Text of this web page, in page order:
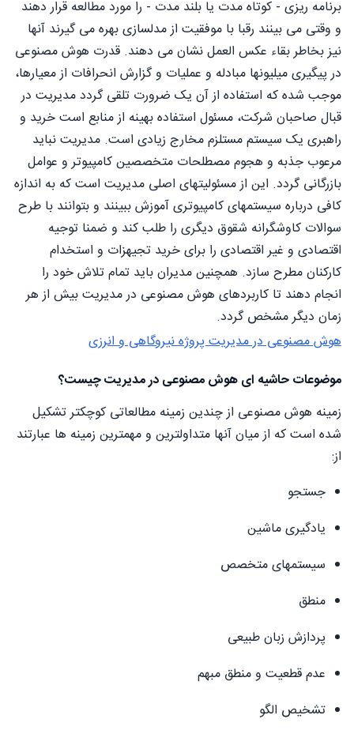
برنامه ریزی - کوتاه مدت یا بلند مدت - را مورد مطالعه قرار دهند
و وقتی می بینند رقبا با موفقیت از مدلسازی بهره می گیرند آنها
نیز بخاطر بقاء عکس العمل نشان می دهند. قدرت هوش مصنوعی
در پیگیری میلیونها مبادله و عملیات و گزارش انحرافات از معیارها،
موجب شده که استفاده از آن یک ضرورت تلقی گردد مدیریت در
قبال صاحبان شرکت، مسئول استفاده بهینه از منابع است خرید و
راهبری یک سیستم مستلزم مخارج زیادی است. مدیریت نباید
مرعوب جذبه و هجوم مصطلحات متخصصین کامپیوتر و عوامل
بازرگانی گردد. این از مسئولیتهای اصلی مدیریت است که به اندازه
کافی درباره سیستمهای کامپیوتری آموزش ببینند و بتوانند با طرح
سوالات کاوشگرانه شقوق دیگری را طلب کند و ضمنا توجیه
اقتصادی و غیر اقتصادی را برای خرید تجیهزات و استخدام
کارکنان مطرح سازد. همچنین مدیران باید تمام تلاش خود را
انجام دهند تا کاربردهای هوش مصنوعی در مدیریت بیش از هر
زمان دیگر مشخص گردد.
هوش مصنوعی در مدیریت پروژه نیروگاهی و انرزی
موضوعات حاشیه ای هوش مصنوعی در مدیریت چیست؟
زمینه هوش مصنوعی از چندین زمینه مطالعاتی کوچکتر تشکیل
شده است که از میان آنها متداولترین و مهمترین زمینه ها عبارتند
از:
جستجو
یادگیری ماشین
سیستمهای متخصص
منطق
پردازش زبان طبیعی
عدم قطعیت و منطق مبهم
تشخیص الگو